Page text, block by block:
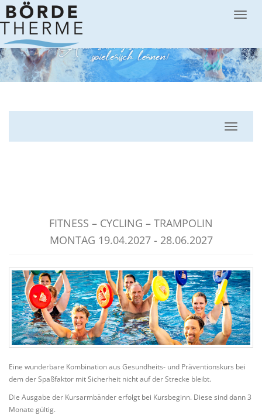
FITNESS – CYCLING – TRAMPOLIN
MONTAG 19.04.2027 - 28.06.2027
Eine wunderbare Kombination aus Gesundheits- und Präventionskurs bei
dem der Spaßfaktor mit Sicherheit nicht auf der Strecke bleibt.
Die Ausgabe der Kursarmbänder erfolgt bei Kursbeginn. Diese sind dann 3
Monate gültig.